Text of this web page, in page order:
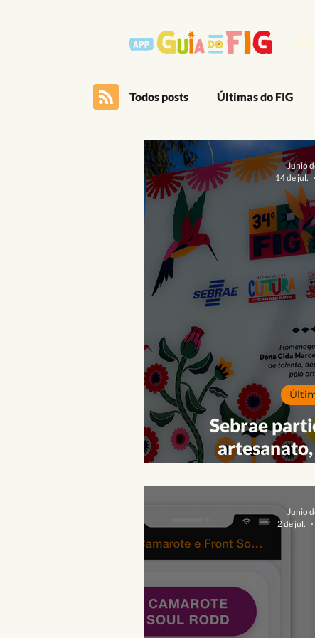
Todos posts Últimas do FIG
Outro Lado Massa do Festival
Editais Artes
Cultura Popular
Literatura
Opinião Pra Ficar de
Sebrae
experiências
Junio
14 de jul.
Junio
2 de jul.